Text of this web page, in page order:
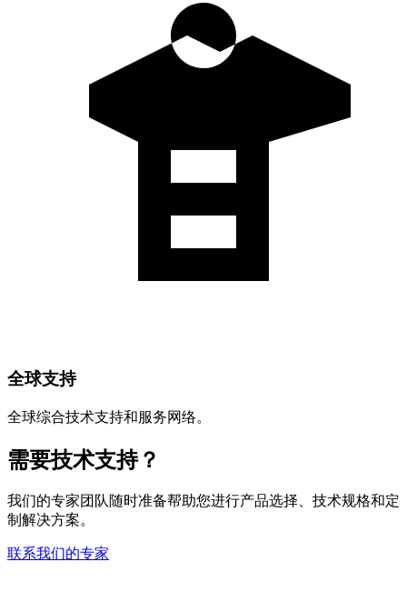
全球支持
全球综合技术支持和服务网络。
需要技术支持？
我们的专家团队随时准备帮助您进行产品选择、技术规格和定
制解决方案。
联系我们的专家